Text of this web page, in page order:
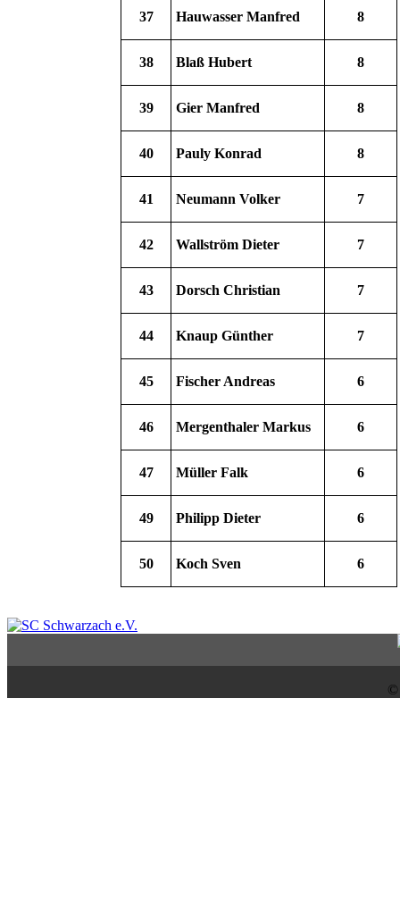
37 Hauwasser Manfred 8
38 Blaß Hubert 8
39 Gier Manfred 8
40 Pauly Konrad 8
41 Neumann Volker 7
42 Wallström Dieter 7
43 Dorsch Christian 7
44 Knaup Günther 7
45 Fischer Andreas 6
46 Mergenthaler Markus 6
47 Müller Falk 6
49 Philipp Dieter 6
50 Koch Sven 6
©